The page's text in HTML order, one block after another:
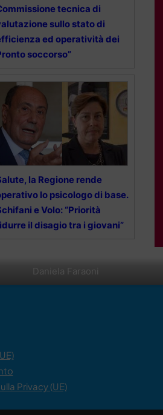
Daniela Faraoni
tecnica di
sullo stato di
ed operatività dei
soccorso”
la Regione rende
lo psicologo di base.
e Volo: “Priorità
il disagio tra i giovani”
Privacy (UE)